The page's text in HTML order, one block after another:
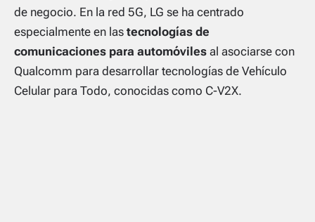
de negocio. En la red 5G, LG se ha centrado
especialmente en las tecnologías de
comunicaciones para automóviles al asociarse con
Qualcomm para desarrollar tecnologías de Vehículo
Celular para Todo, conocidas como C-V2X.